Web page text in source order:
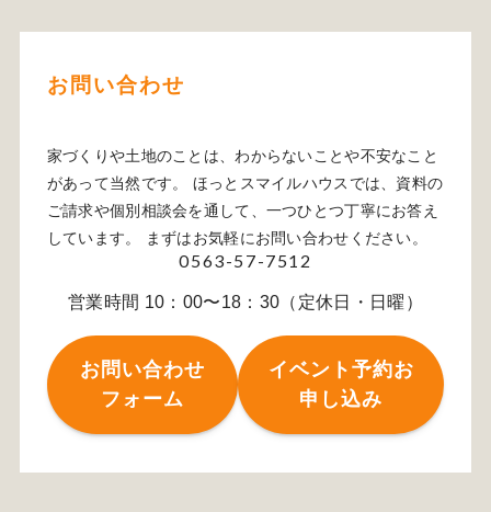
お問い合わせ
家づくりや土地のことは、わからないことや不安なこと
があって当然です。 ほっとスマイルハウスでは、資料の
ご請求や個別相談会を通して、一つひとつ丁寧にお答え
しています。 まずはお気軽にお問い合わせください。
0563-57-7512
営業時間 10：00〜18：30（定休日・日曜）
お問い合わせ
フォーム
イベント予約お
申し込み